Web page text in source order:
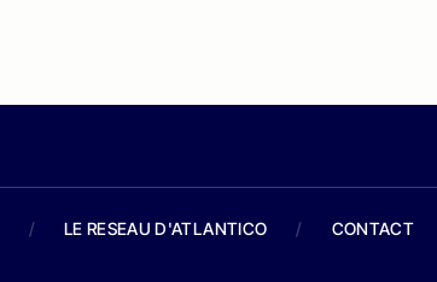
/ LE RESEAU D'ATLANTICO / CONTACT